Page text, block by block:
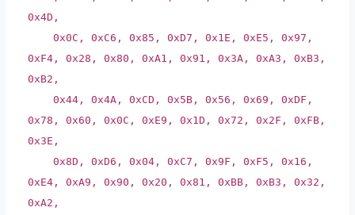
0x4D,
0x0C, 0xC6, 0x85, 0xD7, 0x1E, 0xE5, 0x97,
0xF4, 0x28, 0x80, 0xA1, 0x91, 0x3A, 0xA3, 0xB3,
0xB2,
0x44, 0x4A, 0xCD, 0x5B, 0x56, 0x69, 0xDF,
0x78, 0x60, 0x0C, 0xE9, 0x1D, 0x72, 0x2F, 0xFB,
0x3E,
0x8D, 0xD6, 0x04, 0xC7, 0x9F, 0xF5, 0x16,
0xE4, 0xA9, 0x90, 0x20, 0x81, 0xBB, 0xB3, 0x32,
0xA2,